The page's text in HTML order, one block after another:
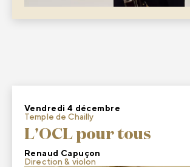
Vendredi 4 décembre
Temple de Chailly
L'OCL pour tous
Renaud Capuçon
Direction & violon